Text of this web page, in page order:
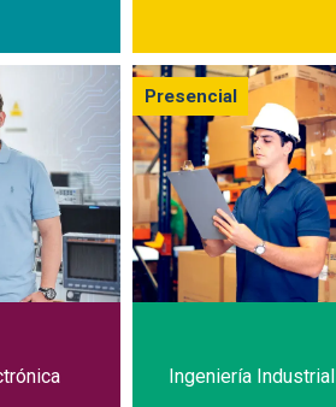
Presencial
Ingeniería Industrial